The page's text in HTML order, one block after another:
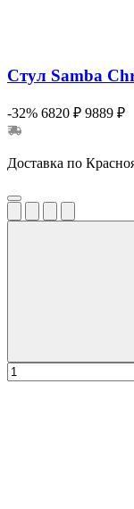
Стул Samba
-32% 6820 ₽ 9889 ₽
Доставка по